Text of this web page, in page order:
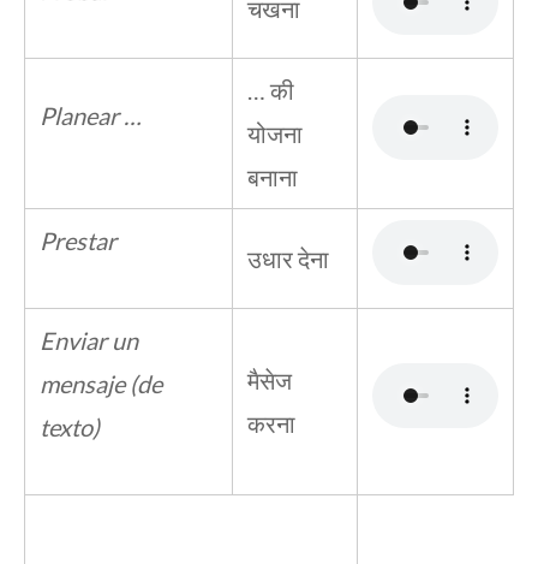
चखना
Planear …
… की
योजना
बनाना
Prestar
उधार देना
Enviar un
mensaje (de
texto)
मैसेज
करना